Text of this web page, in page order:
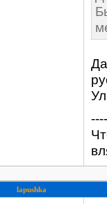
lapushka